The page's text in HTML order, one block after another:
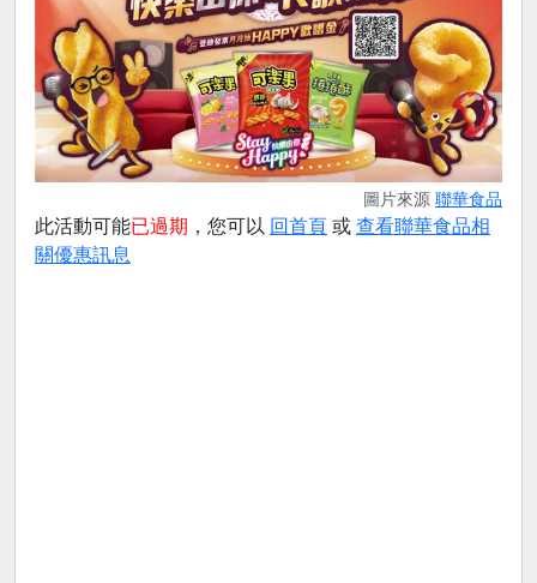
圖片來源 聯華食品
此活動可能已過期 ，您可以 回首頁 或 查看聯華食品相
關優惠訊息